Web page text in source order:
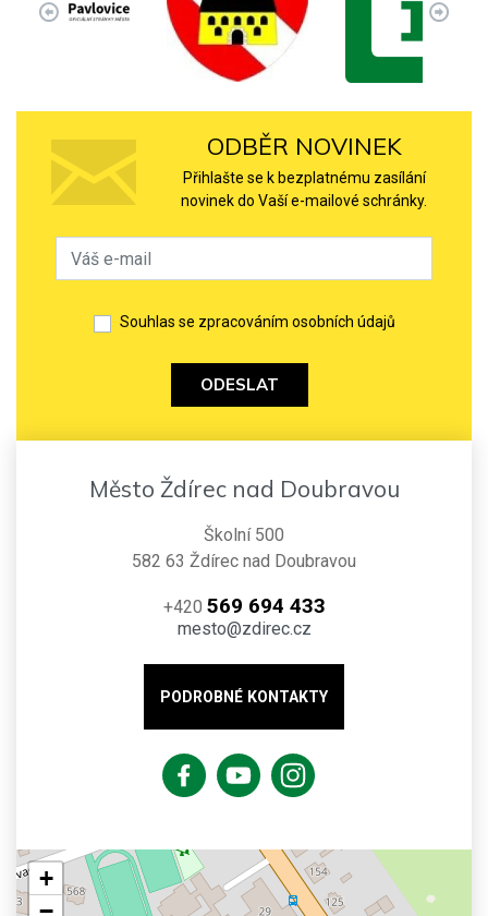
ODBĚR NOVINEK
Přihlašte se k bezplatnému zasílání
novinek do Vaší e-mailové schránky.
Souhlas se zpracováním osobních údajů
ODESLAT
Město Ždírec nad Doubravou
Školní 500
582 63 Ždírec nad Doubravou
+420 569 694 433
mesto@zdirec.cz
PODROBNÉ KONTAKTY
+